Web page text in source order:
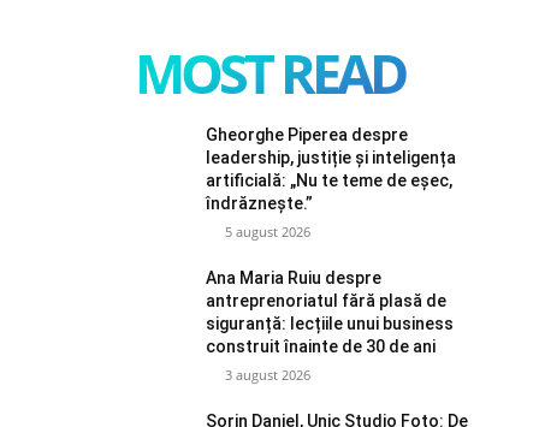
MOST READ
Gheorghe Piperea despre
leadership, justiție și inteligența
artificială: „Nu te teme de eșec,
îndrăznește.”
5 august 2026
Ana Maria Ruiu despre
antreprenoriatul fără plasă de
siguranță: lecțiile unui business
construit înainte de 30 de ani
3 august 2026
Sorin Daniel, Unic Studio Foto: De